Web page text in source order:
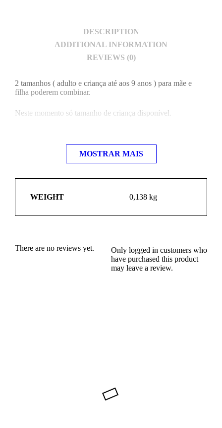
DESCRIPTION
ADDITIONAL INFORMATION
REVIEWS (0)
2 tamanhos ( adulto e criança até aos 9 anos ) para mãe e
filha poderem combinar.
Neste momento só tamanho de criança disponível.
MOSTRAR MAIS
WEIGHT 0,138 kg
There are no reviews yet.
Only logged in customers who
have purchased this product
may leave a review.